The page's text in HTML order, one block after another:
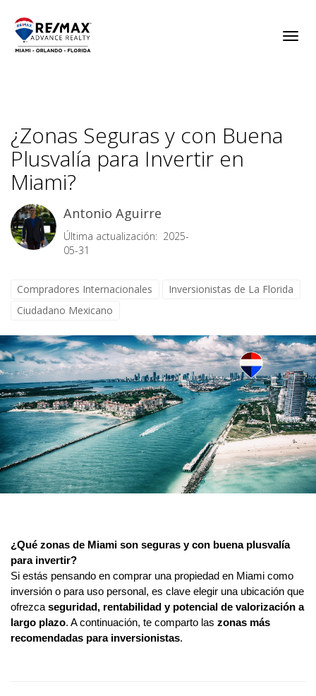
¿Zonas Seguras y con Buena
Plusvalía para Invertir en
Miami?
Antonio Aguirre
Última actualización: 2025-
05-31
Compradores Internacionales
Inversionistas de La Florida
Ciudadano Mexicano
¿Qué zonas de Miami son seguras y con buena plusvalía
para invertir?
Si estás pensando en comprar una propiedad en Miami como
inversión o para uso personal, es clave elegir una ubicación que
ofrezca seguridad, rentabilidad y potencial de valorización a
largo plazo. A continuación, te comparto las zonas más
recomendadas para inversionistas.